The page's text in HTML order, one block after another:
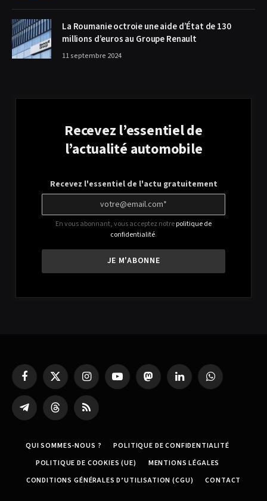
La Roumanie octroie une aide d’État de 130
millions d’euros au Groupe Renault
11 septembre 2024
Recevez l’essentiel de
l’actualité automobile
Recevez l'essentiel de l'actu gratuitement
En vous abonnant, vous acceptez notrepolitique de
confidentialité.
FacebookX
(Twitter)
InstagramYouTube MastodonLinkedIn WhatsApp
Partager
sur
Threads RSS
QUI SOMMES-NOUS ?
POLITIQUE DE CONFIDENTIALITÉ
POLITIQUE DE COOKIES (UE)
MENTIONS LÉGALES
CONDITIONS GÉNÉRALES D’UTILISATION (CGU)
CONTACT